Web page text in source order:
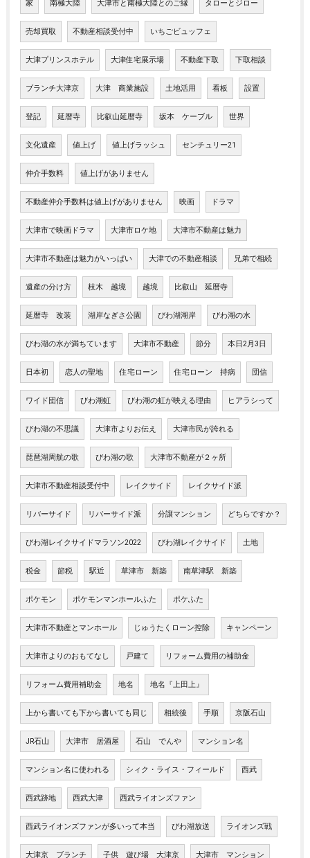
家 南極大陸 大津市と南極大陸とのご縁 タローとジロー
売却買取 不動産相談受付中 いちごビュッフェ
大津プリンスホテル 大津住宅展示場 不動産下取 下取相談
ブランチ大津京 大津 商業施設 土地活用 看板 設置
登記 延暦寺 比叡山延暦寺 坂本 ケーブル 世界
文化遺産 値上げ 値上げラッシュ センチュリー21
仲介手数料 値上げがありません
不動産仲介手数料は値上げがありません 映画 ドラマ
大津市で映画ドラマ 大津市ロケ地 大津市不動産は魅力
大津市不動産は魅力がいっぱい 大津での不動産相談 兄弟で相続
遺産の分け方 枝木 越境 越境 比叡山 延暦寺
延暦寺 改装 湖岸なぎさ公園 びわ湖湖岸 びわ湖の水
びわ湖の水が満ちています 大津市不動産 節分 本日2月3日
日本初 恋人の聖地 住宅ローン 住宅ローン 持病 団信
ワイド団信 びわ湖虹 びわ湖の虹が映える理由 ヒアラシって
びわ湖の不思議 大津市よりお伝え 大津市民が誇れる
琵琶湖周航の歌 びわ湖の歌 大津市不動産が２ヶ所
大津市不動産相談受付中 レイクサイド レイクサイド派
リバーサイド リバーサイド派 分譲マンション どちらですか？
びわ湖レイクサイドマラソン2022 びわ湖レイクサイド 土地
税金 節税 駅近 草津市 新築 南草津駅 新築
ポケモン ポケモンマンホールふた ポケふた
大津市不動産とマンホール じゅうたくローン控除 キャンペーン
大津市よりのおもてなし 戸建て リフォーム費用の補助金
リフォーム費用補助金 地名 地名『上田上』
上から書いても下から書いても同じ 相続後 手順 京阪石山
JR石山 大津市 居酒屋 石山 でんや マンション名
マンション名に使われる シィク・ライス・フィールド 西武
西武跡地 西武大津 西武ライオンズファン
西武ライオンズファンが多いって本当 びわ湖放送 ライオンズ戦
大津京 ブランチ 子供 遊び場 大津京 大津市 マンション